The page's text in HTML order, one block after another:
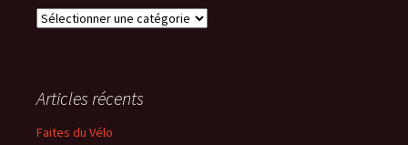
Catégories
Articles récents
Faites du Vélo